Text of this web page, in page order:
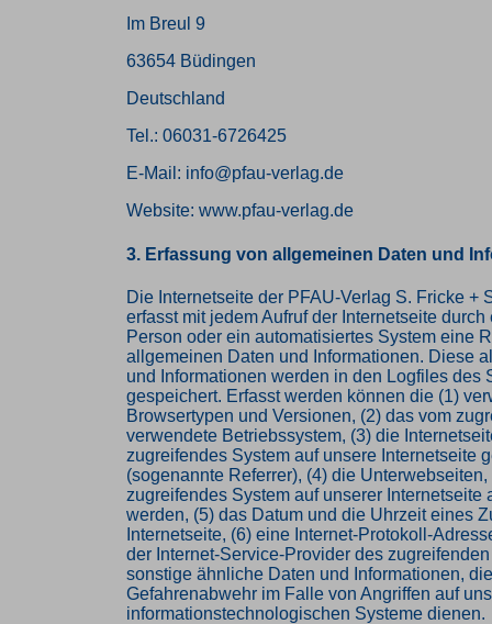
Im Breul 9
63654 Büdingen
Deutschland
Tel.: 06031-6726425
E-Mail: info@pfau-verlag.de
Website: www.pfau-verlag.de
3. Erfassung von allgemeinen Daten und
Die Internetseite der PFAU-Verlag S. Fricke +
erfasst mit jedem Aufruf der Internetseite durch
Person oder ein automatisiertes System eine
allgemeinen Daten und Informationen. Diese
und Informationen werden in den Logfiles des
gespeichert. Erfasst werden können die (1)
Browsertypen und Versionen, (2) das vom
verwendete Betriebssystem, (3) die
zugreifendes System auf unsere Internetseite
(sogenannte Referrer), (4) die
zugreifendes System auf unserer Internetseite
werden, (5) das Datum und die Uhrzeit eines
Internetseite, (6) eine Internet-Protokoll-
der Internet-Service-Provider des
sonstige ähnliche Daten und Informationen,
Gefahrenabwehr im Falle von Angriffen auf
informationstechnologischen Systeme dienen.